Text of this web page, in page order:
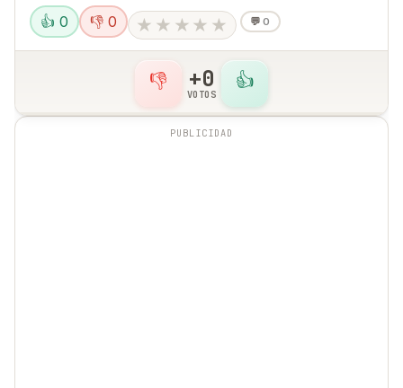
👍 0 👎 0 ★ ★ ★ ★ ★ 💬 0
👍
+0
VOTOS
👎
PUBLICIDAD